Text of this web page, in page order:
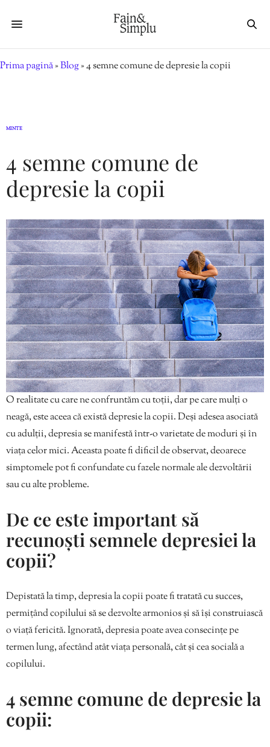
Prima pagină»Blog»4 semne comune de depresie la copii
MINTE
4 semne comune de
depresie la copii
O realitate cu care ne confruntăm cu toții, dar pe care mulți o
neagă, este aceea că există depresie la copii. Deși adesea asociată
cu adulții, depresia se manifestă într-o varietate de moduri și în
viața celor mici. Aceasta poate fi dificil de observat, deoarece
simptomele pot fi confundate cu fazele normale ale dezvoltării
sau cu alte probleme.
De ce este important să
recunoști semnele depresiei la
copii?
Depistată la timp, depresia la copii poate fi tratată cu succes,
permițând copilului să se dezvolte armonios și să își construiască
o viață fericită. Ignorată, depresia poate avea consecințe pe
termen lung, afectând atât viața personală, cât și cea socială a
copilului.
4 semne comune de depresie la
copii: